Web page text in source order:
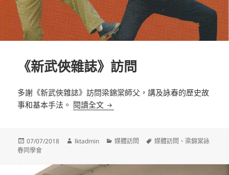
《新武俠雜誌》訪問
多謝《新武俠雜誌》訪問梁錦棠師父，講及詠春的歷史故
事和基本手法。 閱讀全文 《新武俠雜誌》訪問
發
佈
07/07/2018
作
lktadmin
分
媒體訪問
標
媒體訪問 、梁錦棠詠
春同學會